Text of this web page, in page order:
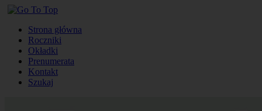
Strona główna
Roczniki
Okładki
Prenumerata
Kontakt
Szukaj